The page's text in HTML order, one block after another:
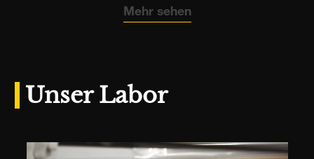
Mehr sehen
Unser Labor